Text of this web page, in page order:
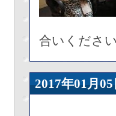
合いくださ
2017年01